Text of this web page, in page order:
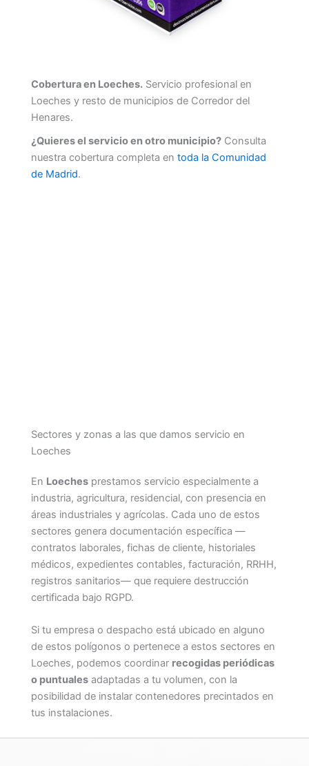
Cobertura en Loeches. Servicio profesional en
Loeches y resto de municipios de Corredor del
Henares.
¿Quieres el servicio en otro municipio? Consulta
nuestra cobertura completa en toda la Comunidad
de Madrid.
Sectores y zonas a las que damos servicio en
Loeches
En Loeches prestamos servicio especialmente a
industria, agricultura, residencial, con presencia en
áreas industriales y agrícolas. Cada uno de estos
sectores genera documentación específica —
contratos laborales, fichas de cliente, historiales
médicos, expedientes contables, facturación, RRHH,
registros sanitarios— que requiere destrucción
certificada bajo RGPD.
Si tu empresa o despacho está ubicado en alguno
de estos polígonos o pertenece a estos sectores en
Loeches, podemos coordinar recogidas periódicas
o puntuales adaptadas a tu volumen, con la
posibilidad de instalar contenedores precintados en
tus instalaciones.